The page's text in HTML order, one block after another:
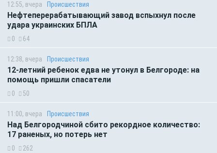
12:55, вчера Происшествия
Нефтеперерабатывающий завод вспыхнул после
удара украинских БПЛА
0 64
12:38, вчера Происшествия
12-летний ребенок едва не утонул в Белгороде: на
помощь пришли спасатели
0 50
11:00, вчера Происшествия
Над Белгородчиной сбито рекордное количество:
17 раненых, но потерь нет
0 262